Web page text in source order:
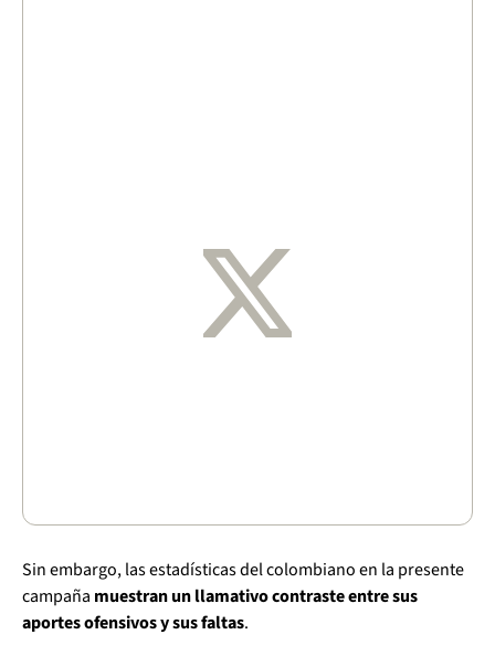
Sin embargo, las estadísticas del colombiano en la presente
campaña muestran un llamativo contraste entre sus
aportes ofensivos y sus faltas.